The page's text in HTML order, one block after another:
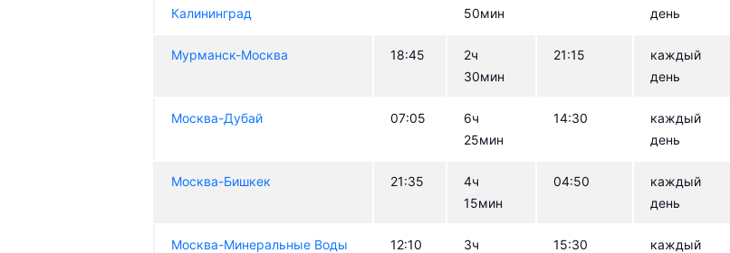
Калининград
50мин
день
Мурманск-Москва 18:45
2ч
30мин
21:15
каждый
день
Москва-Дубай 07:05
6ч
25мин
14:30
каждый
день
Москва-Бишкек 21:35
4ч
15мин
04:50
каждый
день
Москва-Минеральные Воды 12:10
3ч
15:30
каждый